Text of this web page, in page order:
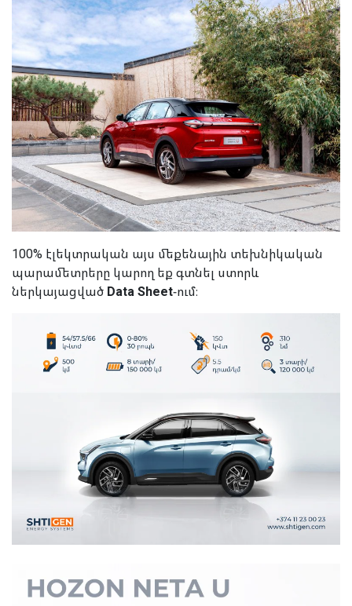
100% էլեկտրական այս մեքենային տեխնիկական
պարամետրերը կարող եք գտնել ստորև
ներկայացված Data Sheet-ում։